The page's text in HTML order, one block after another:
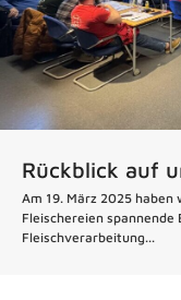
Rückblick auf
Am 19. März 2025
Fleischereien
Fleischverarbeitung...